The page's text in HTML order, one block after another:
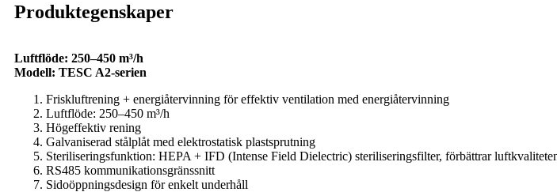
Produktegenskaper
Luftflöde: 250–450 m³/h
Modell: TESC A2-serien
Friskluftrening + energiåtervinning för effektiv ventilation med energiåtervinning
Luftflöde: 250–450 m³/h
Högeffektiv rening
Galvaniserad stålplåt med elektrostatisk plastsprutning
Steriliseringsfunktion: HEPA + IFD (Intense Field Dielectric) steriliseringsfilter, förbättrar
RS485 kommunikationsgränssnitt
Sidoöppningsdesign för enkelt underhåll